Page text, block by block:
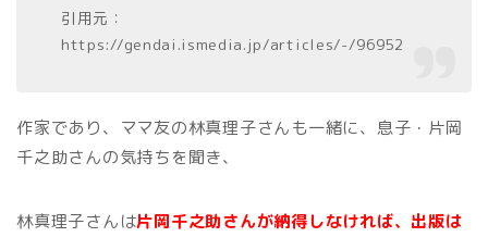
引用元：
https://gendai.ismedia.jp/articles/-/96952
作家であり、ママ友の林真理子さんも一緒に、息子・片岡
千之助さんの気持ちを聞き、
林真理子さんは片岡千之助さんが納得しなければ、出版は